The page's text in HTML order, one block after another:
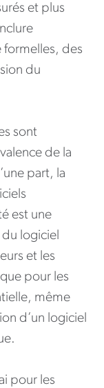
et plus
formelles, des
du
sont
de la
part, la
est une
logiciel
et les
pour les
même
d’un logiciel
pour les